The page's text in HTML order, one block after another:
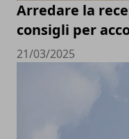
Arredare la
consigli per
21/03/2025